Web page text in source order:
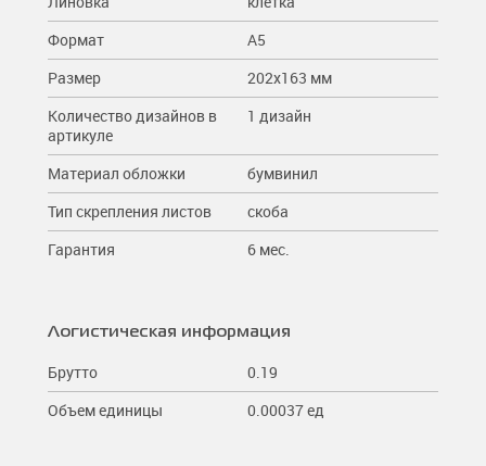
Формат
A5
Размер
202х163 мм
Количество дизайнов в
артикуле
1 дизайн
Материал обложки
бумвинил
Тип скрепления листов
скоба
Гарантия
6 мес.
Логистическая информация
Брутто
0.19
Объем единицы
0.00037 ед